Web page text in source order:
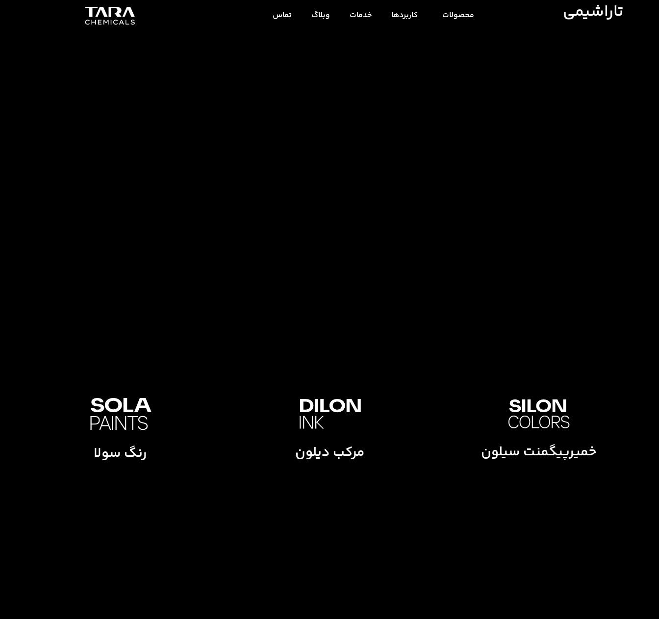
تاراشیمی محصولات کاربردها خدمات وبلاگ تماس
خمیرپیگمنت سیلون مرکب دیلون رنگ سولا